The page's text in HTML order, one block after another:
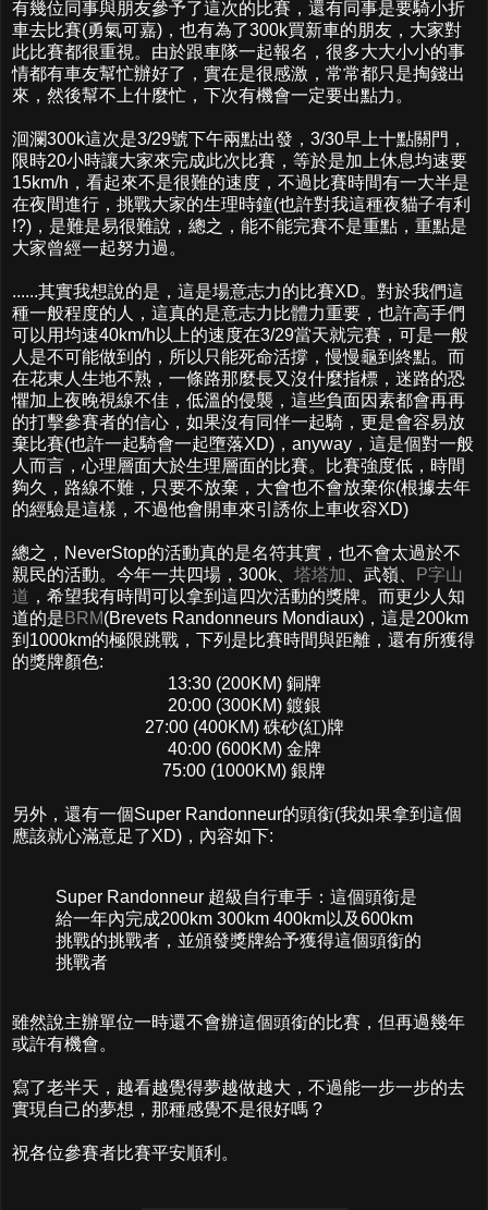
有幾位同事與朋友參予了這次的比賽，還有同事是要騎小折
車去比賽(勇氣可嘉)，也有為了300k買新車的朋友，大家對
此比賽都很重視。由於跟車隊一起報名，很多大大小小的事
情都有車友幫忙辦好了，實在是很感激，常常都只是掏錢出
來，然後幫不上什麼忙，下次有機會一定要出點力。
洄瀾300k這次是3/29號下午兩點出發，3/30早上十點關門，
限時20小時讓大家來完成此次比賽，等於是加上休息均速要
15km/h，看起來不是很難的速度，不過比賽時間有一大半是
在夜間進行，挑戰大家的生理時鐘(也許對我這種夜貓子有利
!?)，是難是易很難說，總之，能不能完賽不是重點，重點是
大家曾經一起努力過。
......其實我想說的是，這是場意志力的比賽XD。對於我們這
種一般程度的人，這真的是意志力比體力重要，也許高手們
可以用均速40km/h以上的速度在3/29當天就完賽，可是一般
人是不可能做到的，所以只能死命活撐，慢慢龜到終點。而
在花東人生地不熟，一條路那麼長又沒什麼指標，迷路的恐
懼加上夜晚視線不佳，低溫的侵襲，這些負面因素都會再再
的打擊參賽者的信心，如果沒有同伴一起騎，更是會容易放
棄比賽(也許一起騎會一起墮落XD)，anyway，這是個對一般
人而言，心理層面大於生理層面的比賽。比賽強度低，時間
夠久，路線不難，只要不放棄，大會也不會放棄你(根據去年
的經驗是這樣，不過他會開車來引誘你上車收容XD)
總之，NeverStop的活動真的是名符其實，也不會太過於不
親民的活動。今年一共四場，300k、 塔塔加 、武嶺、
P字山
道 ，希望我有時間可以拿到這四次活動的獎牌。而更少人知
道的是 BRM(Brevets Randonneurs Mondiaux)，這是200km
到1000km的極限跳戰，下列是比賽時間與距離，還有所獲得
的獎牌顏色:
13:30 (200KM) 銅牌
20:00 (300KM) 鍍銀
27:00 (400KM) 硃砂(紅)牌
40:00 (600KM) 金牌
75:00 (1000KM) 銀牌
另外，還有一個Super Randonneur的頭銜(我如果拿到這個
應該就心滿意足了XD)，內容如下:
Super Randonneur 超級自行車手：這個頭銜是
給一年內完成200km 300km 400km以及600km
挑戰的挑戰者，並頒發獎牌給予獲得這個頭銜的
挑戰者
雖然說主辦單位一時還不會辦這個頭銜的比賽，但再過幾年
或許有機會。
寫了老半天，越看越覺得夢越做越大，不過能一步一步的去
實現自己的夢想，那種感覺不是很好嗎 ?
祝各位參賽者比賽平安順利。